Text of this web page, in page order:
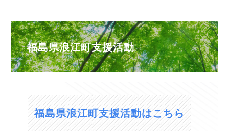
福島県浪江町支援活動
福島県浪江町支援活動はこちら